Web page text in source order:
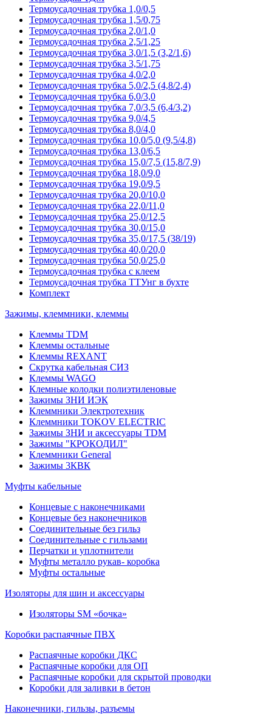
Термоусадочная трубка 1,0/0,5
Термоусадочная трубка 1,5/0,75
Термоусадочная трубка 2,0/1,0
Термоусадочная трубка 2,5/1,25
Термоусадочная трубка 3,0/1,5 (3,2/1,6)
Термоусадочная трубка 3,5/1,75
Термоусадочная трубка 4,0/2,0
Термоусадочная трубка 5,0/2,5 (4,8/2,4)
Термоусадочная трубка 6,0/3,0
Термоусадочная трубка 7,0/3,5 (6,4/3,2)
Термоусадочная трубка 9,0/4,5
Термоусадочная трубка 8,0/4,0
Термоусадочная трубка 10,0/5,0 (9,5/4,8)
Термоусадочная трубка 13,0/6,5
Термоусадочная трубка 15,0/7,5 (15,8/7,9)
Термоусадочная трубка 18,0/9,0
Термоусадочная трубка 19,0/9,5
Термоусадочная трубка 20,0/10,0
Термоусадочная трубка 22,0/11,0
Термоусадочная трубка 25,0/12,5
Термоусадочная трубка 30,0/15,0
Термоусадочная трубка 35,0/17,5 (38/19)
Термоусадочная трубка 40,0/20,0
Термоусадочная трубка 50,0/25,0
Термоусадочная трубка с клеем
Термоусадочная трубка ТТУнг в бухте
Комплект
Зажимы, клеммники, клеммы
Клеммы TDM
Клеммы остальные
Клеммы REXANT
Скрутка кабельная СИЗ
Клеммы WAGO
Клемные колодки полиэтиленовые
Зажимы ЗНИ ИЭК
Клеммники Электротехник
Клеммники TOKOV ELECTRIC
Зажимы ЗНИ и аксессуары TDM
Зажимы "КРОКОДИЛ"
Клеммники General
Зажимы 3КВК
Муфты кабельные
Концевые с наконечниками
Концевые без наконечников
Соединительные без гильз
Соединительные с гильзами
Перчатки и уплотнители
Муфты металло рукав- коробка
Муфты остальные
Изоляторы для шин и аксессуары
Изоляторы SM «бочка»
Коробки распаячные ПВХ
Распаячные коробки ДКС
Распаячные коробки для ОП
Распаячные коробки для скрытой проводки
Коробки для заливки в бетон
Наконечники, гильзы, разъемы